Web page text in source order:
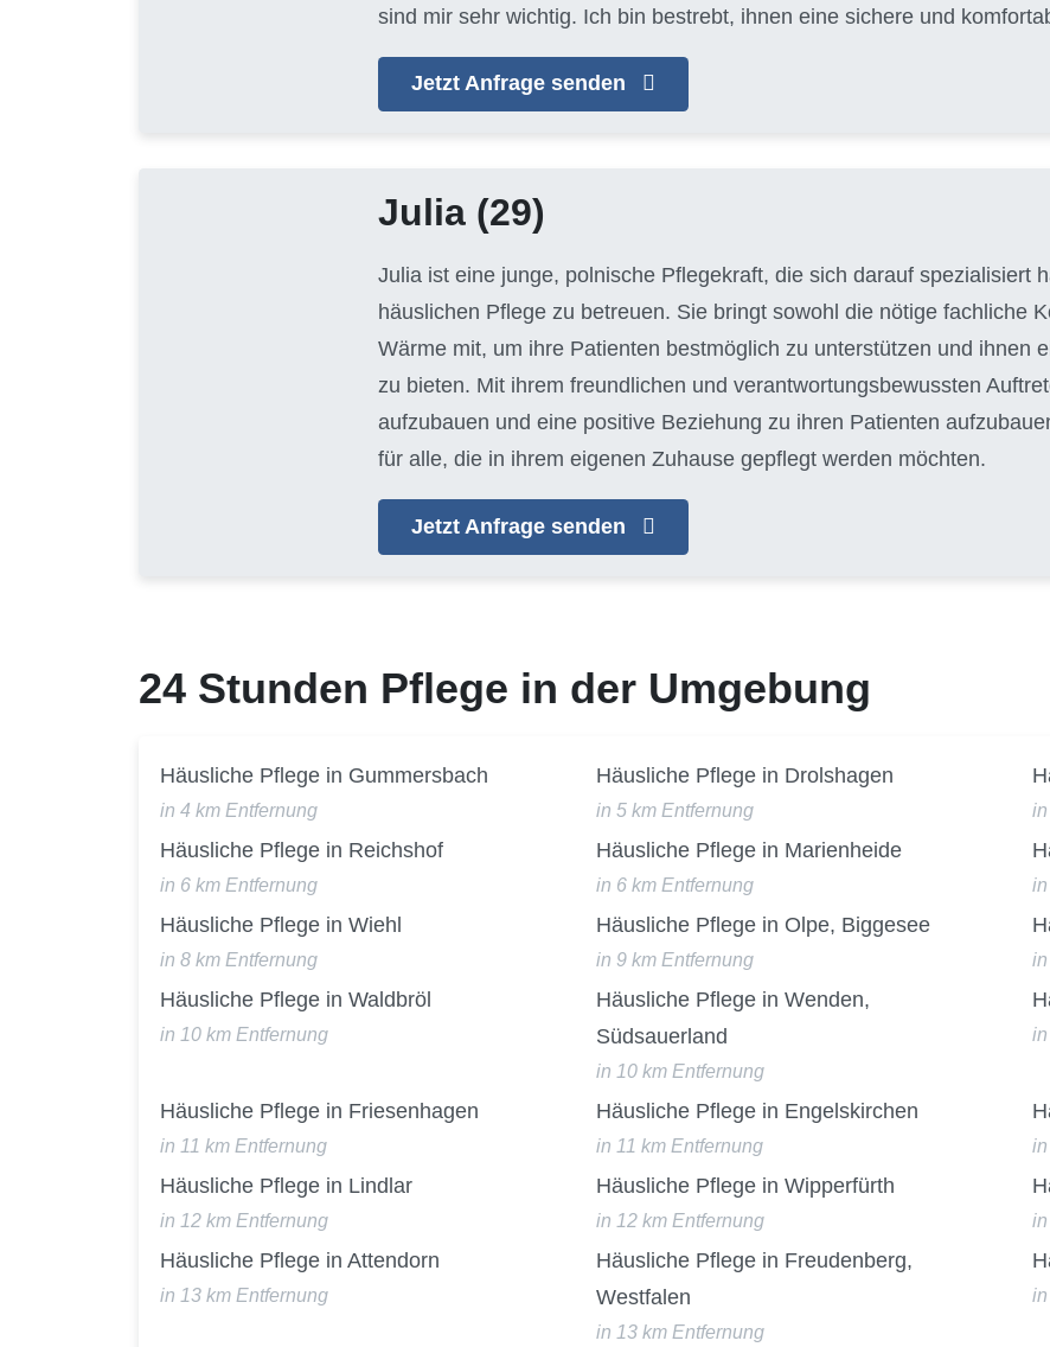
sind mir sehr wichtig. Ich bin bestrebt, ihnen eine sichere und
Jetzt Anfrage senden
Julia (29)
Julia ist eine junge, polnische Pflegekraft, die sich darauf spezialisiert
häuslichen Pflege zu betreuen. Sie bringt sowohl die nötige fachliche
Wärme mit, um ihre Patienten bestmöglich zu unterstützen und ihnen
zu bieten. Mit ihrem freundlichen und verantwortungsbewussten
aufzubauen und eine positive Beziehung zu ihren Patienten
für alle, die in ihrem eigenen Zuhause gepflegt werden möchten.
Jetzt Anfrage senden
24 Stunden Pflege in der Umgebung
Häusliche Pflege in Gummersbach
in 4 km Entfernung
Häusliche Pflege in Drolshagen
in 5 km Entfernung
Häusliche Pflege in Reichshof
in 6 km Entfernung
Häusliche Pflege in Marienheide
in 6 km Entfernung
Häusliche Pflege in Wiehl
in 8 km Entfernung
Häusliche Pflege in Olpe, Biggesee
in 9 km Entfernung
Häusliche Pflege in Waldbröl
in 10 km Entfernung
Häusliche Pflege in Wenden,
Südsauerland
in 10 km Entfernung
in
Häusliche Pflege in Friesenhagen
in 11 km Entfernung
Häusliche Pflege in Engelskirchen
in 11 km Entfernung
Häusliche Pflege in Lindlar
in 12 km Entfernung
Häusliche Pflege in Wipperfürth
in 12 km Entfernung
Häusliche Pflege in Attendorn
in 13 km Entfernung
Häusliche Pflege in Freudenberg,
Westfalen
in 13 km Entfernung